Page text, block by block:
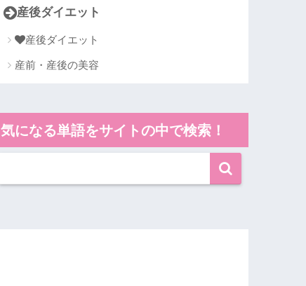
産後ダイエット
産後ダイエット
産前・産後の美容
気になる単語をサイトの中で検索！